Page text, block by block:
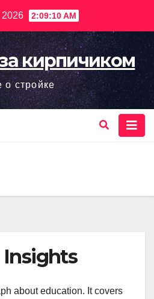
2026 2:09:11 AM
кирпичиком
о стройке
about education. It covers